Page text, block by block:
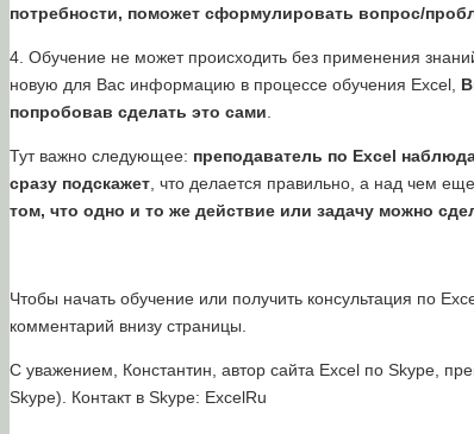
потребности, поможет сформулировать вопрос/
4. Обучение не может происходить без применения
новую для Вас информацию в процессе обучения Excel,
попробовав сделать это сами.
Тут важно следующее: преподаватель по Excel
сразу подскажет, что делается правильно, а над чем
том, что одно и то же действие или задачу можно
Чтобы начать обучение или получить консультация по
комментарий внизу страницы.
С уважением, Константин, автор сайта Excel по Skype,
Skype). Контакт в Skype: ExcelRu